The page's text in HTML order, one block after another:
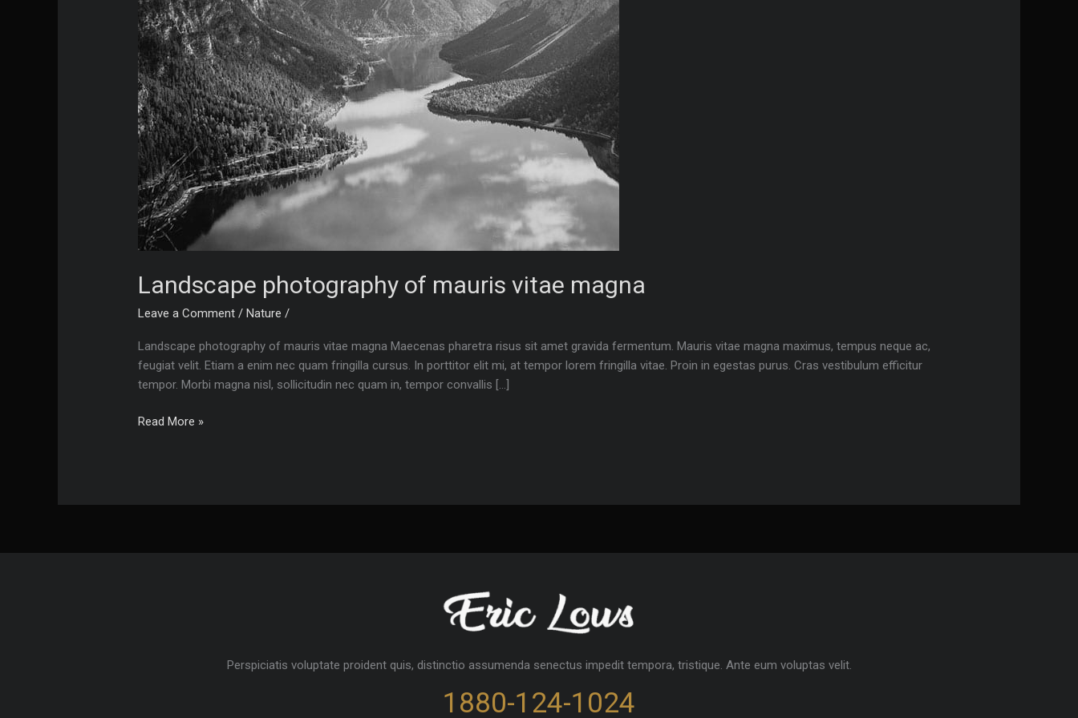
Landscape photography of mauris vitae magna
Leave a Comment /Nature /
Landscape photography of mauris vitae magna Maecenas pharetra risus sit amet gravida fermentum. Mauris vitae magna maximus, tempus neque ac,
feugiat velit. Etiam a enim nec quam fringilla cursus. In porttitor elit mi, at tempor lorem fringilla vitae. Proin in egestas purus. Cras vestibulum efficitur
tempor. Morbi magna nisl, sollicitudin nec quam in, tempor convallis […]
Landscape
Read More »
Perspiciatis voluptate proident quis, distinctio assumenda senectus impedit tempora, tristique. Ante eum voluptas velit.
1880-124-1024